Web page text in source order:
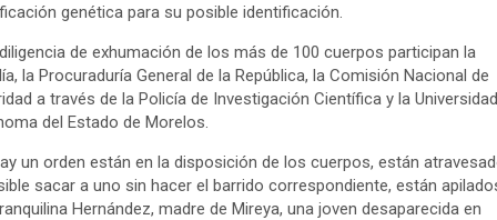
genética para su posible identificación.
de exhumación de los más de 100 cuerpos participan la
la Procuraduría General de la República, la Comisión Nacional de
a través de la Policía de Investigación Científica y la Universidad
del Estado de Morelos.
un orden están en la disposición de los cuerpos, están
sacar a uno sin hacer el barrido correspondiente, están
Hernández, madre de Mireya, una joven desaparecida en